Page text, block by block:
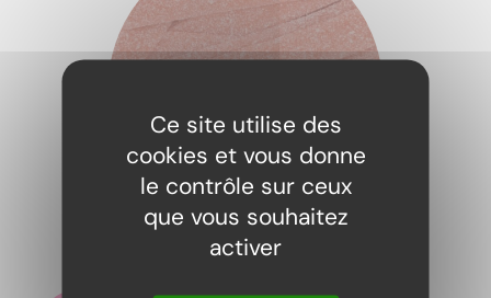
Bandos ceinture fraise 100gr
2,19 €
Ce site utilise des
cookies et vous donne
le contrôle sur ceux
que vous souhaitez
activer